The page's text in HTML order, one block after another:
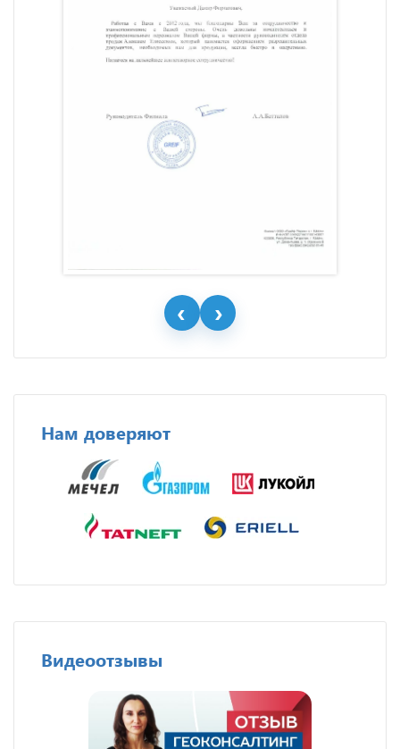
Нам доверяют
Видеоотзывы